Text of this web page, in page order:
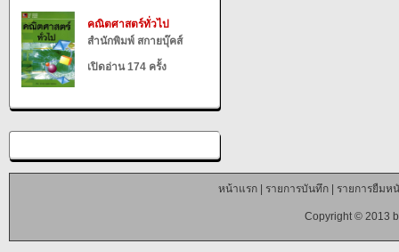
คณิตศาสตร์ทั่วไป
สำนักพิมพ์ สกายบุ๊คส์
เปิดอ่าน 174 ครั้ง
หน้าแรก| รายการบันทึก| รายการยืมห
Copyright © 2013